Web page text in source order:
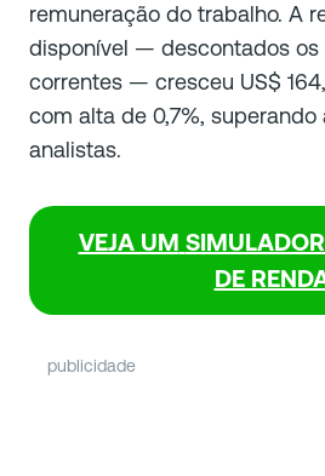
remuneração do trabalho. A
disponível — descontados os
correntes — cresceu US$
com alta de 0,7%,
analistas.
VEJA UM
DE
publicidade